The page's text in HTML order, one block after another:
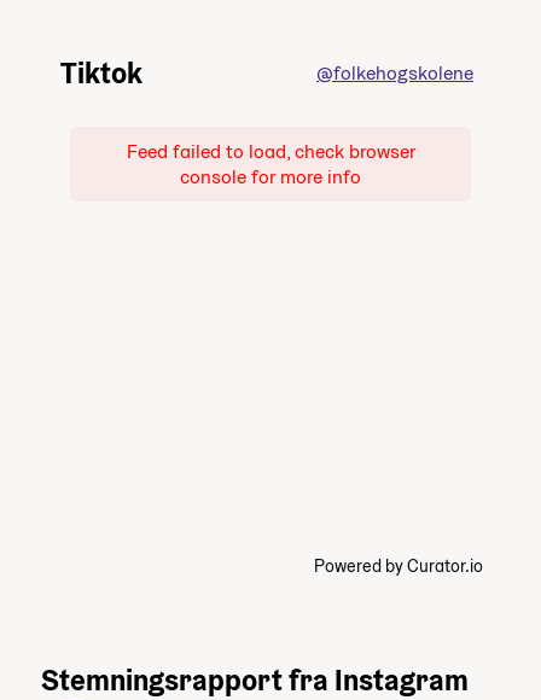
Tiktok @folkehogskolene
Feed failed to load, check browser
console for more info
Powered by Curator.io
Stemningsrapport fra Instagram